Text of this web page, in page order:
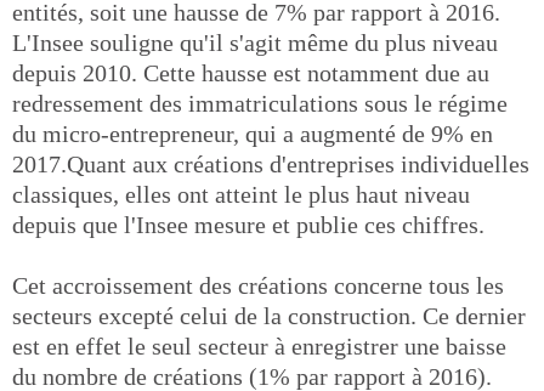
entités, soit une hausse de 7% par rapport à 2016.
L'Insee souligne qu'il s'agit même du plus niveau
depuis 2010. Cette hausse est notamment due au
redressement des immatriculations sous le régime
du micro-entrepreneur, qui a augmenté de 9% en
2017.Quant aux créations d'entreprises individuelles
classiques, elles ont atteint le plus haut niveau
depuis que l'Insee mesure et publie ces chiffres.
Cet accroissement des créations concerne tous les
secteurs excepté celui de la construction. Ce dernier
est en effet le seul secteur à enregistrer une baisse
du nombre de créations (1% par rapport à 2016).